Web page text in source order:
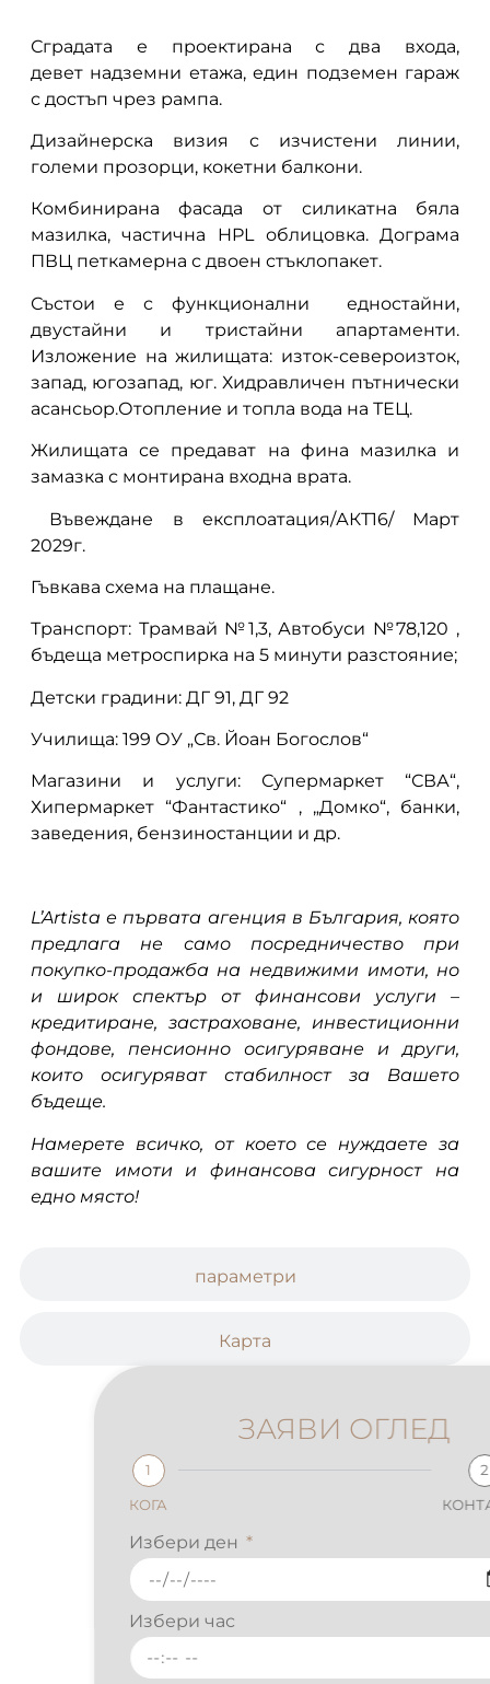
параметри
Карта
Сградата е проектирана с два входа,
девет надземни етажа, един подземен гараж
с достъп чрез рампа.
Дизайнерска визия с изчистени линии,
големи прозорци, кокетни балкони.
Комбинирана фасада от силикатна бяла
мазилка, частична HPL облицовка. Дограма
ПВЦ петкамерна с двоен стъклопакет.
Състои е с функционални едностайни,
двустайни и тристайни апартаменти.
Изложение на жилищата: изток-североизток,
запад, югозапад, юг. Хидравличен пътнически
асансьор.Отопление и топла вода на ТЕЦ.
Жилищата се предават на фина мазилка и
замазка с монтирана входна врата.
Въвеждане в експлоатация/АКТ16/ Март
2029г.
Гъвкава схема на плащане.
Транспорт: Трамвай №1,3, Автобуси №78,120 ,
бъдеща метроспирка на 5 минути разстояние;
Детски градини: ДГ 91, ДГ 92
Училища: 199 ОУ „Св. Йоан Богослов“
Магазини и услуги: Супермаркет “СВА“,
Хипермаркет “Фантастико“ , „Домко“, банки,
заведения, бензиностанции и др.
L’Artista е първата агенция в България, която
предлага не само посредничество при
покупко-продажба на недвижими имоти, но
и широк спектър от финансови услуги –
кредитиране, застраховане, инвестиционни
фондове, пенсионно осигуряване и други,
които осигуряват стабилност за Вашето
бъдеще.
Намерете всичко, от което се нуждаете за
вашите имоти и финансова сигурност на
едно място!
ЗАЯВИ ОГЛЕД
2
КОНТАКТИ
Избери ден
Избери час